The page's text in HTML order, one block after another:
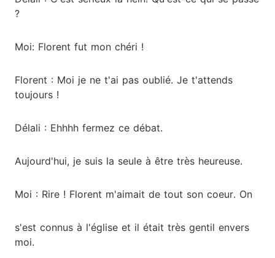
?
Moi: Florent fut mon chéri !
Florent : Moi je ne t'ai pas oublié. Je t'attends
toujours !
Délali : Ehhhh fermez ce débat.
Aujourd'hui, je suis la seule à être très heureuse.
Moi : Rire ! Florent m'aimait de tout son coeur. On
s'est connus à l'église et il était très gentil envers
moi.